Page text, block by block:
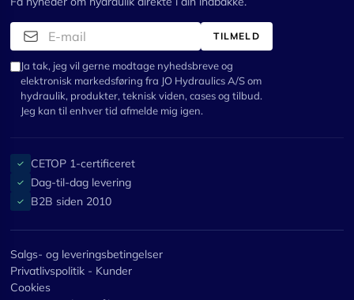
TILMELD
Ja tak, jeg vil gerne modtage nyhedsbreve og
elektronisk markedsføring fra JO Hydraulics A/S om
hydraulik, produkter, teknisk viden, cases og tilbud.
Jeg kan til enhver tid afmelde mig igen.
✓ CETOP 1-certificeret
✓ Dag-til-dag levering
✓ B2B siden 2010
Salgs- og leveringsbetingelser
Privatlivspolitik - Kunder
Cookies